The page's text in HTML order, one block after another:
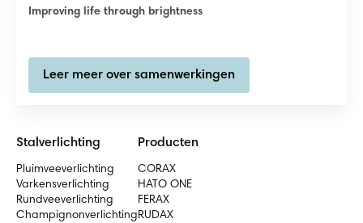
Improving life through brightness
Leer meer over samenwerkingen
Stalverlichting
Pluimveeverlichting
Varkensverlichting
Rundveeverlichting
Champignonverlichting
Producten
CORAX
HATO ONE
FERAX
RUDAX